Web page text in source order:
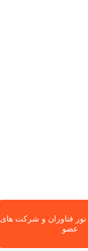
فناوران و شرکت های
عضو